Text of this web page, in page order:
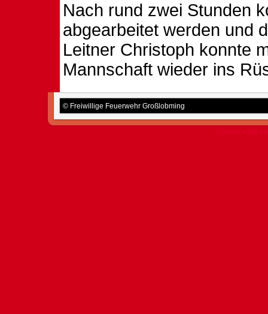
Nach rund zwei Stunden
abgearbeitet werden und
Leitner Christoph konnte
Mannschaft wieder ins
© Freiwillige Feuerwehr Großlobming